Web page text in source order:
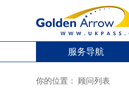
服务导航
你的位置： 顾问列表